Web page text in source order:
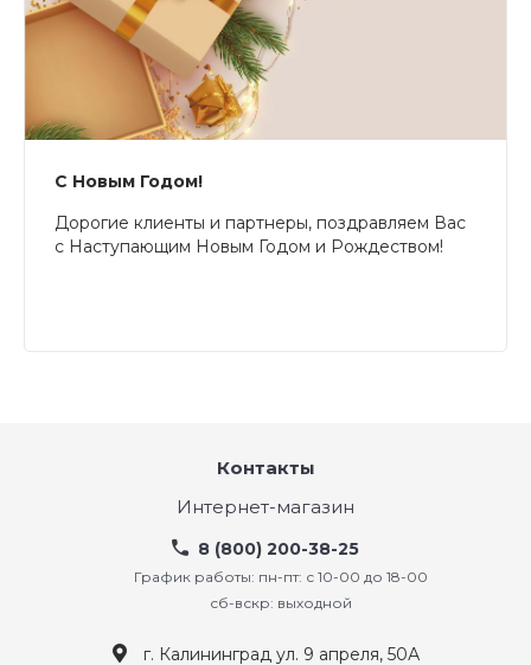
С Новым Годом!
Дорогие клиенты и партнеры, поздравляем Вас
с Наступающим Новым Годом и Рождеством!
Контакты
Интернет-магазин
8 (800) 200-38-25
График работы: пн-пт: с 10-00 до 18-00
сб-вскр: выходной
г. Калининград ул. 9 апреля, 50А